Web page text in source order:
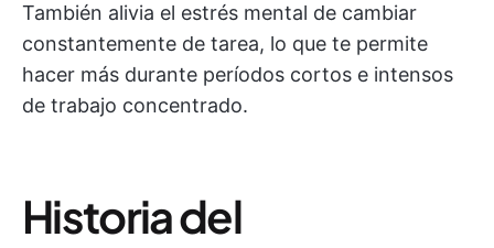
También alivia el estrés mental de cambiar
constantemente de tarea, lo que te permite
hacer más durante períodos cortos e intensos
de trabajo concentrado.
Historia del